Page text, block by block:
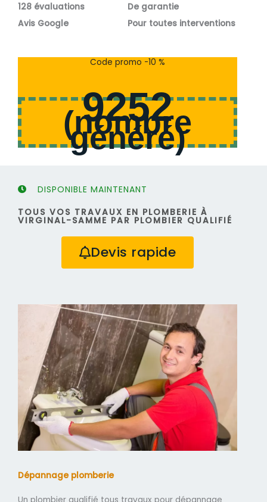
o
s
128 évaluations
Avis Google
o
s
De garantie
Pour toutes interventions
Code promo -10 %
9252
(nombre
généré)
DISPONIBLE MAINTENANT
TOUS VOS TRAVAUX EN PLOMBERIE À
VIRGINAL-SAMME PAR PLOMBIER QUALIFIÉ
Devis rapide
Dépannage plomberie
Un plombier qualifié tous travaux pour dépannage